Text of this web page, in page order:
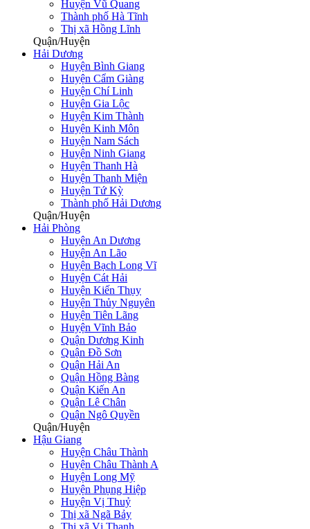
Huyện Vũ Quang
Thành phố Hà Tĩnh
Thị xã Hồng Lĩnh
Quận/Huyện
Hải Dương
Huyện Bình Giang
Huyện Cẩm Giàng
Huyện Chí Linh
Huyện Gia Lộc
Huyện Kim Thành
Huyện Kinh Môn
Huyện Nam Sách
Huyện Ninh Giang
Huyện Thanh Hà
Huyện Thanh Miện
Huyện Tứ Kỳ
Thành phố Hải Dương
Quận/Huyện
Hải Phòng
Huyện An Dương
Huyện An Lão
Huyện Bạch Long Vĩ
Huyện Cát Hải
Huyện Kiến Thụy
Huyện Thủy Nguyên
Huyện Tiên Lãng
Huyện Vĩnh Bảo
Quận Dương Kinh
Quận Đồ Sơn
Quận Hải An
Quận Hồng Bàng
Quận Kiến An
Quận Lê Chân
Quận Ngô Quyền
Quận/Huyện
Hậu Giang
Huyện Châu Thành
Huyện Châu Thành A
Huyện Long Mỹ
Huyện Phụng Hiệp
Huyện Vị Thuỷ
Thị xã Ngã Bảy
Thị xã Vị Thanh